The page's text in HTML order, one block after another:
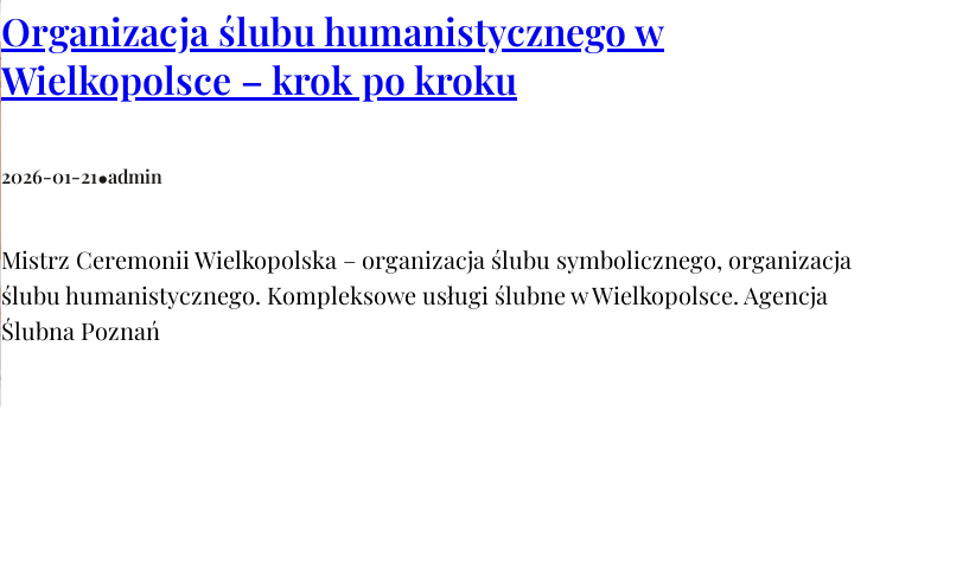
Organizacja ślubu humanistycznego w
Wielkopolsce – krok po kroku
2026-01-21•admin
Mistrz Ceremonii Wielkopolska – organizacja ślubu symbolicznego, organizacja
ślubu humanistycznego. Kompleksowe usługi ślubne w Wielkopolsce. Agencja
Ślubna Poznań